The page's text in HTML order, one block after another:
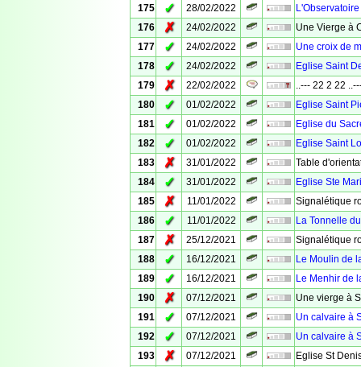
175
✓ 28/02/2022
176
✗ 24/02/2022
Une Vierge à
177
✓ 24/02/2022
Une croix de
178
✓ 24/02/2022
Eglise Saint
179
✗ 22/02/2022
..--- 22 2 22
180
✓ 01/02/2022
Eglise Saint
181
✓ 01/02/2022
Eglise du
182
✓ 01/02/2022
Eglise Saint
183
✗ 31/01/2022
Table
184
✓ 31/01/2022
Eglise Ste
185
✗ 11/01/2022
Signalétique
186
✓ 11/01/2022
La Tonnelle
187
✗ 25/12/2021
Signalétique
188
✓ 16/12/2021
Le Moulin de
189
✓ 16/12/2021
Le Menhir de
190
✗ 07/12/2021
Une vierge à
191
✓ 07/12/2021
Un calvaire à
192
✓ 07/12/2021
Un calvaire à
193
✗ 07/12/2021
Eglise St